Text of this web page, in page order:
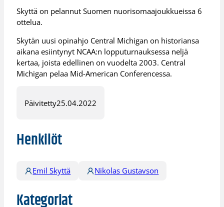
Skyttä on pelannut Suomen nuorisomaajoukkueissa 6
ottelua.
Skytän uusi opinahjo Central Michigan on historiansa
aikana esiintynyt NCAA:n lopputurnauksessa neljä
kertaa, joista edellinen on vuodelta 2003. Central
Michigan pelaa Mid-American Conferencessa.
Päivitetty25.04.2022
Henkilöt
Emil Skyttä Nikolas Gustavson
Kategoriat